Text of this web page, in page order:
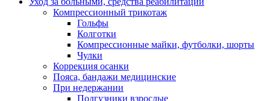
Компрессионный трикотаж
Гольфы
Колготки
Компрессионные майки, футболки, шорты
Чулки
Коррекция осанки
Пояса, бандажи медицинские
При недержании
Подгузники взрослые